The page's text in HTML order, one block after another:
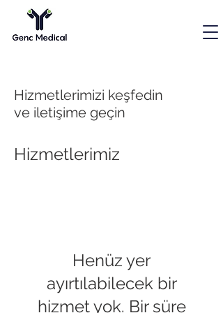
Hizmetlerimizi keşfedin
ve iletişime geçin
Hizmetlerimiz
Henüz yer
ayırtılabilecek bir
hizmet yok. Bir süre